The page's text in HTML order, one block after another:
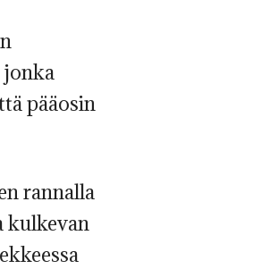
jonka
pääosin
rannalla
kulkevan